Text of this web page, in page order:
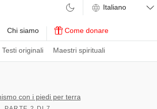
Testi originali Maestri spirituali
Chi siamo Come donare
con i piedi per terra